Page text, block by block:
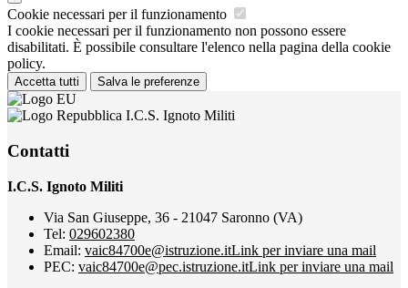
Cookie necessari per il funzionamento
I cookie necessari per il funzionamento non possono essere
disabilitati. È possibile consultare l'elenco nella pagina della cookie
policy.
Accetta tutti Salva le preferenze
I.C.S. Ignoto Militi
Contatti
I.C.S. Ignoto Militi
Via San Giuseppe, 36 - 21047 Saronno (VA)
Tel: 029602380
Email: vaic84700e@istruzione.itLink per inviare una mail
PEC: vaic84700e@pec.istruzione.itLink per inviare una mail